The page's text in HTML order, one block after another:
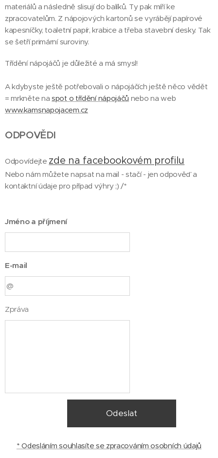
materiálů a následně slisují do balíků. Ty pak míří ke
zpracovatelům. Z nápojových kartonů se vyrábějí papírové
kapesníčky, toaletní papír, krabice a třeba stavební desky. Tak
se šetří primární suroviny.
Třídění nápojáčů je důležité a má smysl!
A kdybyste ještě potřebovali o nápojáčích ještě něco vědět
= mrkněte naspot o třídění nápojáčů nebo na web
www.kamsnapojacem.cz
ODPOVĚDI
Odpovídejte zde na facebookovém profilu
Nebo nám můžete napsat na mail - stačí - jen odpověď a
kontaktní údaje pro případ výhry ;) /*
Jméno a příjmení
E-mail
Zpráva
Odeslat
* Odesláním souhlasíte se zpracováním osobních údajů